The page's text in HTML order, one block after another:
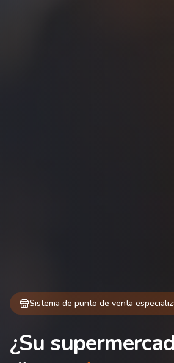
Sistema de punto de venta
¿Su